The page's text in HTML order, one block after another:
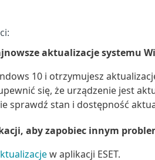
aktualizacje systemu
10 i otrzymujesz
się, że urządzenie jest
sprawdź stan i dostępność
aby zapobiec innym
w aplikacji ESET.